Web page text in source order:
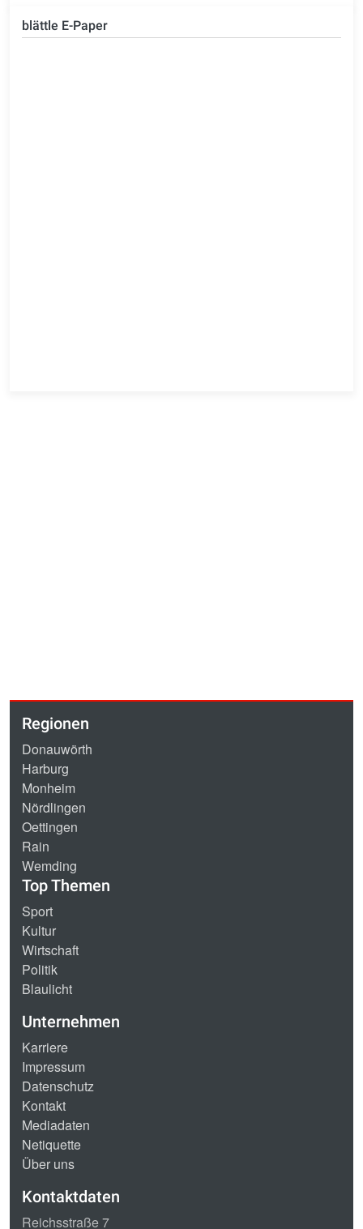
blättle E-Paper
Regionen
Donauwörth
Harburg
Monheim
Nördlingen
Oettingen
Rain
Wemding
Top Themen
Sport
Kultur
Wirtschaft
Politik
Blaulicht
Unternehmen
Karriere
Impressum
Datenschutz
Kontakt
Mediadaten
Netiquette
Über uns
Kontaktdaten
Reichsstraße 7